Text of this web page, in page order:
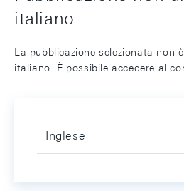
italiano
La pubblicazione selezionata non
italiano. È possibile accedere al
Inglese